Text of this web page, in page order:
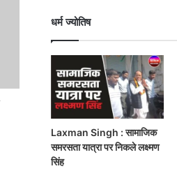
धर्म ज्योतिष
Laxman Singh : सामाजिक
समरसता यात्रा पर निकले लक्ष्मण
सिंह